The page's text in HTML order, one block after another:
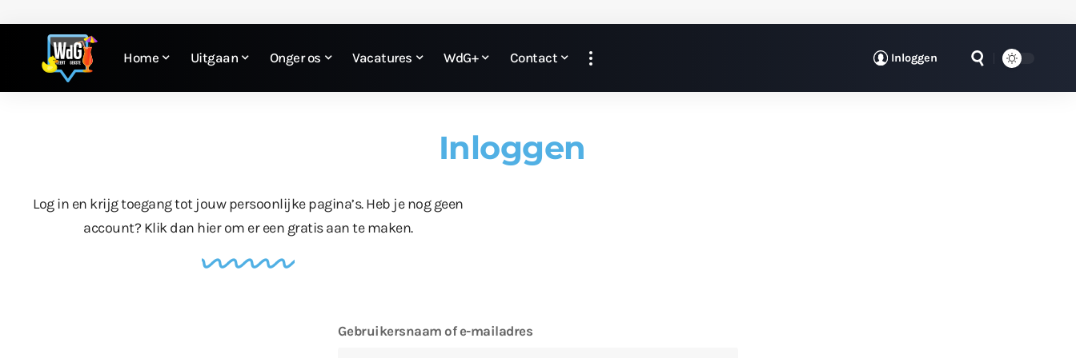
Home Uitgaan Onger os Vacatures WdG+ Contact Inloggen
Inloggen
Log in en krijg toegang tot jouw persoonlijke pagina’s. Heb je nog geen
account? Klik dan hierom er een gratis aan te maken.
Gebruikersnaam of e-mailadres